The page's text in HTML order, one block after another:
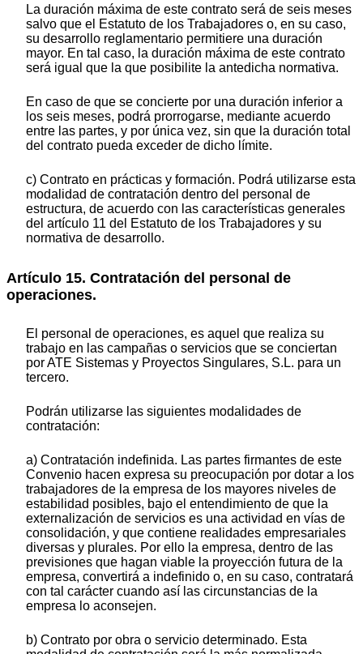
La duración máxima de este contrato será de seis meses
salvo que el Estatuto de los Trabajadores o, en su caso,
su desarrollo reglamentario permitiere una duración
mayor. En tal caso, la duración máxima de este contrato
será igual que la que posibilite la antedicha normativa.
En caso de que se concierte por una duración inferior a
los seis meses, podrá prorrogarse, mediante acuerdo
entre las partes, y por única vez, sin que la duración total
del contrato pueda exceder de dicho límite.
c) Contrato en prácticas y formación. Podrá utilizarse esta
modalidad de contratación dentro del personal de
estructura, de acuerdo con las características generales
del artículo 11 del Estatuto de los Trabajadores y su
normativa de desarrollo.
Artículo 15. Contratación del personal de
operaciones.
El personal de operaciones, es aquel que realiza su
trabajo en las campañas o servicios que se conciertan
por ATE Sistemas y Proyectos Singulares, S.L. para un
tercero.
Podrán utilizarse las siguientes modalidades de
contratación:
a) Contratación indefinida. Las partes firmantes de este
Convenio hacen expresa su preocupación por dotar a los
trabajadores de la empresa de los mayores niveles de
estabilidad posibles, bajo el entendimiento de que la
externalización de servicios es una actividad en vías de
consolidación, y que contiene realidades empresariales
diversas y plurales. Por ello la empresa, dentro de las
previsiones que hagan viable la proyección futura de la
empresa, convertirá a indefinido o, en su caso, contratará
con tal carácter cuando así las circunstancias de la
empresa lo aconsejen.
b) Contrato por obra o servicio determinado. Esta